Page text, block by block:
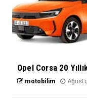
Opel Corsa 20
motobilim